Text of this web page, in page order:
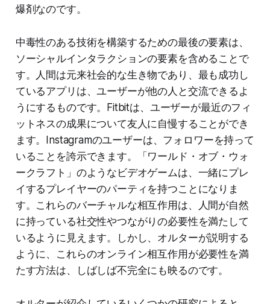
爆剤なのです。
中毒性のある技術を構築するための最後の要素は、
ソーシャルインタラクションの要素を含めることで
す。人間は元来社会的な生き物であり、最も成功し
ているアプリは、ユーザーが他の人と交流できるよ
うにするものです。Fitbitは、ユーザーが最近のフィ
ットネスの成果について友人に自慢することができ
ます。Instagramのユーザーは、フォロワーを持って
いることを誇示できます。「ワールド・オブ・ウォ
ークラフト」のようなビデオゲームは、一緒にプレ
イするプレイヤーのパーティを持つことになりま
す。これらのバーチャルな相互作用は、人間が自然
に持っている社交性やつながりの必要性を満たして
いるように見えます。しかし、オルターが説明する
ように、これらのオンライン相互作用が必要性を満
たす方法は、しばしば不完全にも映るのです。